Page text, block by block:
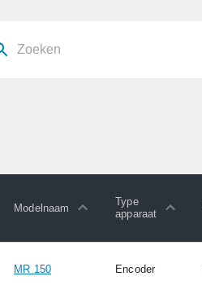
Modelnaam
Type
apparaat
MR 150 Encoder